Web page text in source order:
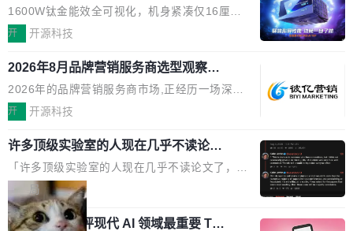
源：为发烧级主机与本地AI算力打造旗
舰供电方案
1600W钛金能效全可视化，机身紧凑仅16厘米
继2026台北电脑展首度亮相后，技嘉科技近日正
电源专为发烧级DIY主机与本地AI算力平台打
造，整机长度仅16厘米，提供1600W额定功率
与80PLUS钛金能效；支持ATX 3.1与PCIe 5.1
实时LCD监控屏，可充分满足当下高阶PC主机
的严苛使用需求。 澎湃功率，紧凑机身 钛金雕1
600PG5 AI TOP具备强悍输出功率，同时实现
机身尺寸大幅精简。整机长度仅16厘米，属于同
功率段机身尺寸十分紧凑的1600W电源产品。小
开 开源科技
2026年8月品牌营销服务商选型观察：
从流量思维到品牌资产思维的范式转移
2026年的品牌营销服务商市场,正经历一场深刻
的价值重构。全球全案品牌代理机构市场从2025
复合增长率达5.44%,预计2032年将突破120亿美
元。数字广告与公共关系相关服务市场更是从20
25年的8463亿美元扩张至2026年的8763亿美
元。数字的背后是一个清晰的事实——品牌对专
业化营销服务的需求从未如此迫切。 但市场扩容
开 开源科技
许多顶级实验室的人现在几乎不读论文
了
「许多顶级实验室的人现在几乎不读论文了，而
且他们认为 ICLR/ICML/NeurIPS 充斥着大量过
度宣传和欺诈。」 OpenAI 研究员 Keller Jorda
n 这条推文引发了广泛讨论。他不是在说风凉
局
xAI 前工程师评现代 AI 领域最重要 Top